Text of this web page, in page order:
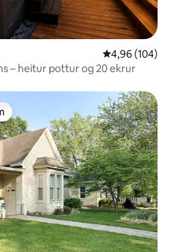
4,96 af 5 í
4,96 (104)
– heitur pottur og 20 ekrur